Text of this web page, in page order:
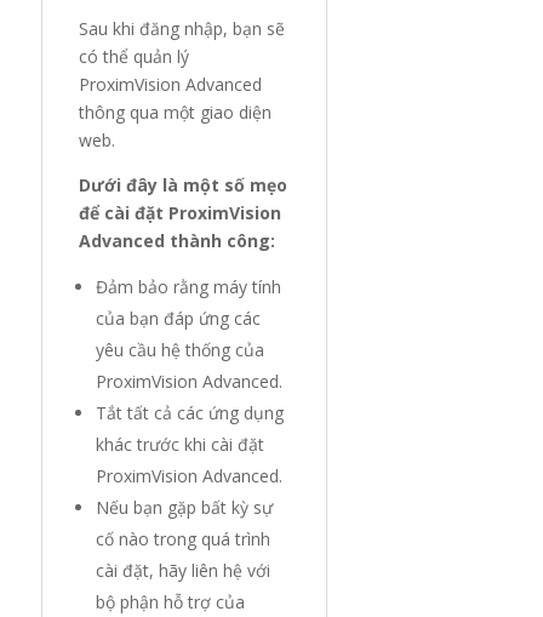
Sau khi đăng nhập, bạn sẽ
có thể quản lý
ProximVision Advanced
thông qua một giao diện
web.
Dưới đây là một số mẹo
để cài đặt ProximVision
Advanced thành công:
Đảm bảo rằng máy tính
của bạn đáp ứng các
yêu cầu hệ thống của
ProximVision Advanced.
Tắt tất cả các ứng dụng
khác trước khi cài đặt
ProximVision Advanced.
Nếu bạn gặp bất kỳ sự
cố nào trong quá trình
cài đặt, hãy liên hệ với
bộ phận hỗ trợ của